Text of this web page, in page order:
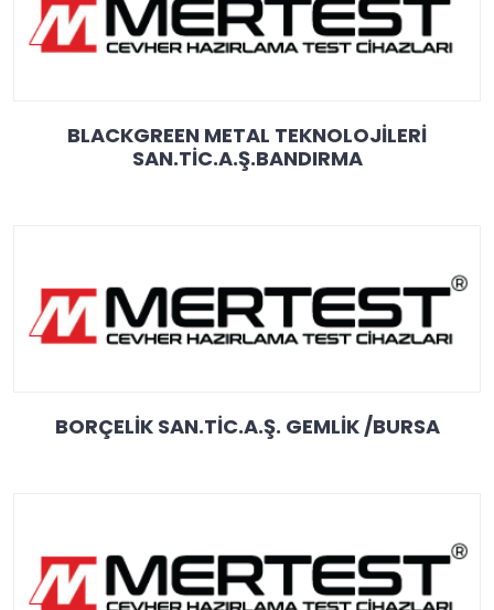
BLACKGREEN METAL TEKNOLOJİLERİ
SAN.TİC.A.Ş.BANDIRMA
BORÇELİK SAN.TİC.A.Ş. GEMLİK /BURSA